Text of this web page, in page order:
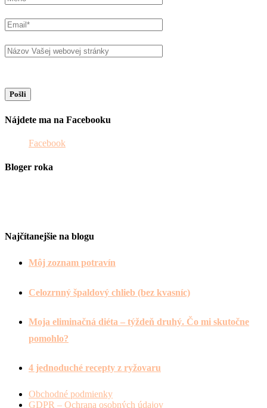
Nájdete ma na Facebooku
Facebook
Bloger roka
Najčítanejšie na blogu
Môj zoznam potravín
Celozrnný špaldový chlieb (bez kvasníc)
Moja eliminačná diéta – týždeň druhý. Čo mi skutočne
pomohlo?
4 jednoduché recepty z ryžovaru
Obchodné podmienky
GDPR – Ochrana osobných údajov